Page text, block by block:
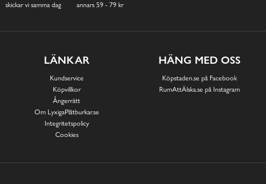
skickar vi samma dag
annars 59 - 79 kr
LÄNKAR
Kundservice
Köpvillkor
Ångerrätt
Om LyxigaPlåtburkar.se
Integritetspolicy
Cookies
HÄNG MED OSS
Köpstaden.se på Facebook
RumAttÄlska.se på Instagram